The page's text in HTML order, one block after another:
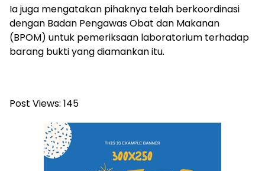
Ia juga mengatakan pihaknya telah berkoordinasi
dengan Badan Pengawas Obat dan Makanan
(BPOM) untuk pemeriksaan laboratorium terhadap
barang bukti yang diamankan itu.
Post Views: 145